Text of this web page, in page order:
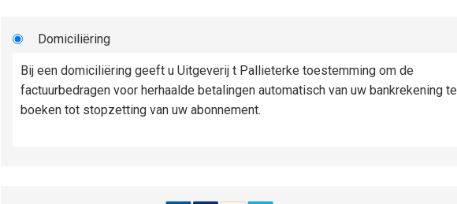
Domiciliëring
Bij een domiciliëring geeft u Uitgeverij t Pallieterke toestemming om de
factuurbedragen voor herhaalde betalingen automatisch van uw bankrekening te
boeken tot stopzetting van uw abonnement.